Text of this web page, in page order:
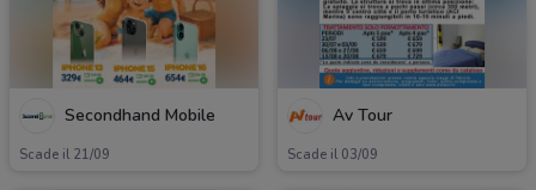
Secondhand Mobile
Scade il 21/09
Av Tour
Scade il 03/09